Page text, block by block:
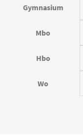
Gymnasium
Mbo
Hbo
Wo